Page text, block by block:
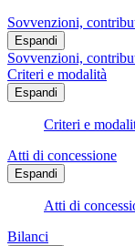
Sovvenzioni,
Espandi
Sovvenzioni,
Criteri e modalità
Espandi
Criteri e
Atti di concessione
Espandi
Atti di
Bilanci